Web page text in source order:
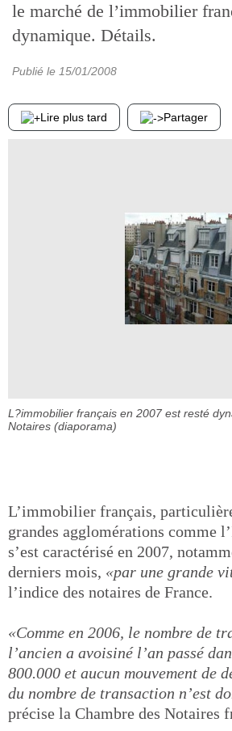
le marché de l’immobilier
dynamique. Détails.
Publié le 15/01/2008
Lire plus tard Partager
L?immobilier français en 2007 est resté
Notaires (diaporama)
L’immobilier français,
grandes agglomérations comme
s’est caractérisé en 2007,
derniers mois, «par une grande
l’indice des notaires de France.
«Comme en 2006, le nombre de
l’ancien a avoisiné l’an passé
800.000 et aucun mouvement de
du nombre de transaction n’est
précise la Chambre des Notaires